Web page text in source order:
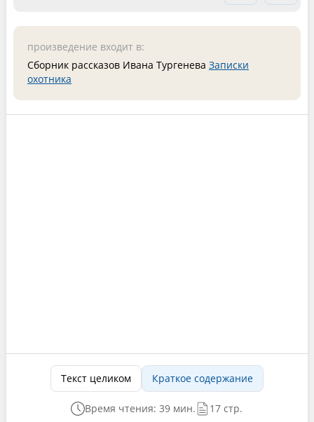
произведение входит в:
Сборник рассказов Ивана Тургенева Записки
охотника
Текст целиком Краткое содержание
Время чтения: 39 мин. 17 стр.